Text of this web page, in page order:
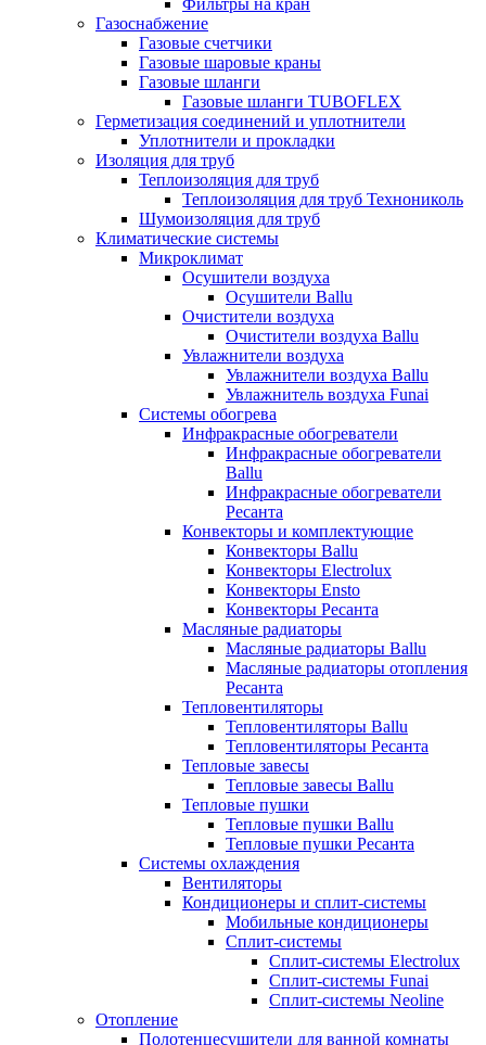
Фильтры на кран
Газоснабжение
Газовые счетчики
Газовые шаровые краны
Газовые шланги
Газовые шланги TUBOFLEX
Герметизация соединений и уплотнители
Уплотнители и прокладки
Изоляция для труб
Теплоизоляция для труб
Теплоизоляция для труб Технониколь
Шумоизоляция для труб
Климатические системы
Микроклимат
Осушители воздуха
Осушители Ballu
Очистители воздуха
Очистители воздуха Ballu
Увлажнители воздуха
Увлажнители воздуха Ballu
Увлажнитель воздуха Funai
Системы обогрева
Инфракрасные обогреватели
Инфракрасные обогреватели
Ballu
Инфракрасные обогреватели
Ресанта
Конвекторы и комплектующие
Конвекторы Ballu
Конвекторы Electrolux
Конвекторы Ensto
Конвекторы Ресанта
Масляные радиаторы
Масляные радиаторы Ballu
Масляные радиаторы отопления
Ресанта
Тепловентиляторы
Тепловентиляторы Ballu
Тепловентиляторы Ресанта
Тепловые завесы
Тепловые завесы Ballu
Тепловые пушки
Тепловые пушки Ballu
Тепловые пушки Ресанта
Системы охлаждения
Вентиляторы
Кондиционеры и сплит-системы
Мобильные кондиционеры
Сплит-системы
Сплит-системы Electrolux
Сплит-системы Funai
Сплит-системы Neoline
Отопление
Полотенцесушители для ванной комнаты